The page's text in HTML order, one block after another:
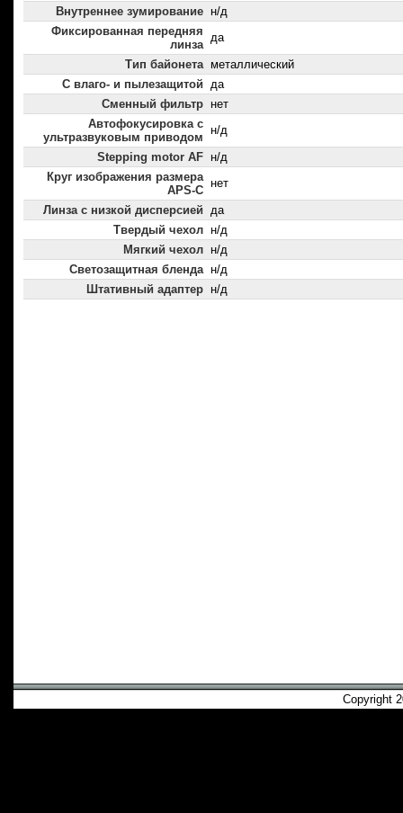
Внутреннее зумирование н/д
Фиксированная передняя
линза
да
Тип байонета металлический
С влаго- и пылезащитой да
Сменный фильтр нет
Автофокусировка с
ультразвуковым приводом
н/д
Stepping motor AF н/д
Круг изображения размера
APS-C
нет
Линза с низкой дисперсией да
Твердый чехол н/д
Мягкий чехол н/д
Светозащитная бленда н/д
Штативный адаптер н/д
Copyright